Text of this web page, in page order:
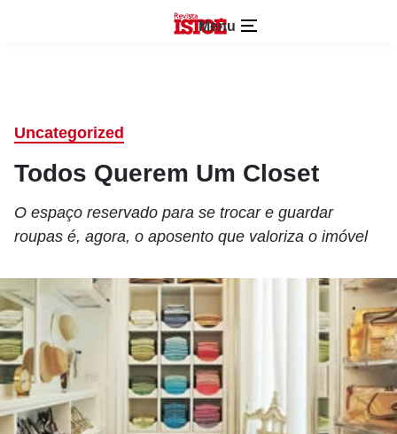
Menu
Uncategorized
Todos Querem Um Closet
O espaço reservado para se trocar e guardar
roupas é, agora, o aposento que valoriza o imóvel